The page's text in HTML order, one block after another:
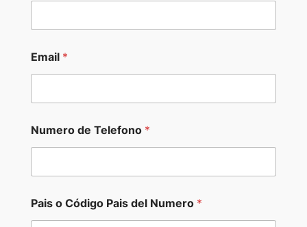
Email *
Numero de Telefono *
Pais o Código Pais del Numero *